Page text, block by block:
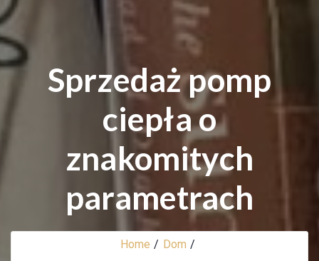
Sprzedaż pomp
ciepła o
znakomitych
parametrach
Home
Dom